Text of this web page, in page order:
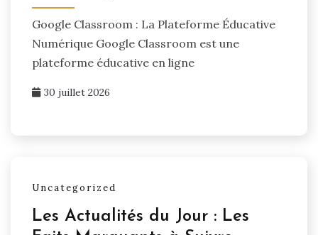
Google Classroom : La Plateforme Éducative
Numérique Google Classroom est une
plateforme éducative en ligne
30 juillet 2026
Uncategorized
Les Actualités du Jour : Les